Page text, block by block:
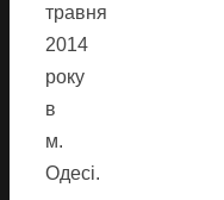
травня
2014
року
в
м.
Одесі.